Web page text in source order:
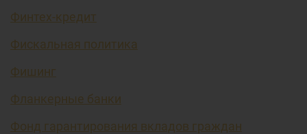
Финтех-кредит
Фискальная политика
Фишинг
Фланкерные банки
Фонд гарантирования вкладов граждан